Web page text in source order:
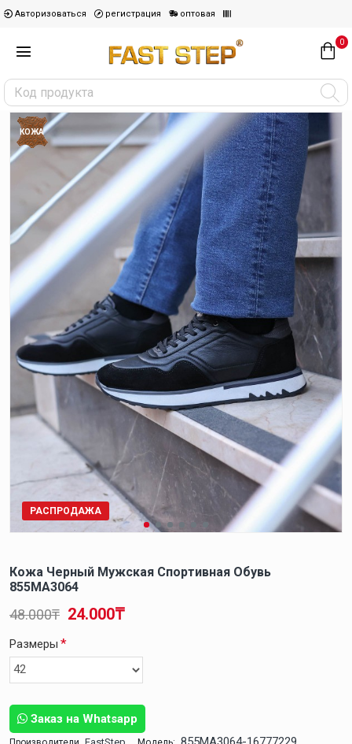
Авторизоваться регистрация оптовая
0
КОЖА
РАСПРОДАЖА
Кожа Черный Мужская Спортивная Обувь
855MA3064
Заказ на Whatsapp
24.000₸
48.000₸
Размеры